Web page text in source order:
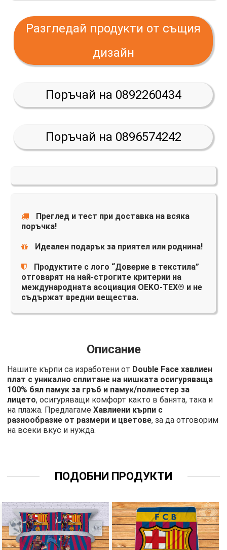
Разгледай продукти от същия
дизайн
Поръчай на 0892260434
Поръчай на 0896574242
Преглед и тест при доставка на всяка
поръчка!
Идеален подарък за приятел или роднина!
Продуктите с лого “Доверие в текстила”
отговарят на най-строгите критерии на
международната асоциация OEKO-TEX® и не
съдържат вредни вещества.
Описание
Нашите кърпи са изработени от Double Face хавлиен
плат с уникално сплитане на нишката осигуряваща
100% бял памук за гръб и памук/полиестер за
лицето, осигуряващи комфорт както в банята, така и
на плажа. ПредлагамеХавлиени кърпи с
разнообразие от размери и цветове, за да отговорим
на всеки вкус и нужда.
ПОДОБНИ ПРОДУКТИ